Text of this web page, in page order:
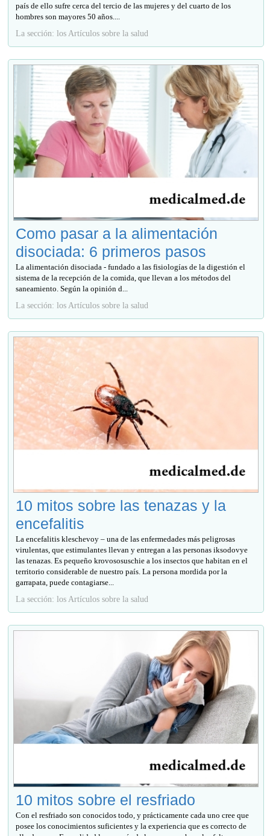
país de ello sufre cerca del tercio de las mujeres y del cuarto de los
hombres son mayores 50 años....
La sección: los Artículos sobre la salud
Como pasar a la alimentación
disociada: 6 primeros pasos
La alimentación disociada - fundado a las fisiologías de la digestión el
sistema de la recepción de la comida, que llevan a los métodos del
saneamiento. Según la opinión d...
La sección: los Artículos sobre la salud
10 mitos sobre las tenazas y la
encefalitis
La encefalitis kleschevoy – una de las enfermedades más peligrosas
virulentas, que estimulantes llevan y entregan a las personas iksodovye
las tenazas. Es pequeño krovososuschie a los insectos que habitan en el
territorio considerable de nuestro país. La persona mordida por la
garrapata, puede contagiarse...
La sección: los Artículos sobre la salud
10 mitos sobre el resfriado
Con el resfriado son conocidos todo, y prácticamente cada uno cree que
posee los conocimientos suficientes y la experiencia que es correcto de